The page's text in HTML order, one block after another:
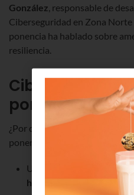
González, responsable de
Ciberseguridad en Zona
ponencia ha hablado sobre
resiliencia.
Ciberdelitos al
por el
¿Por qué es importante hablar
ponen de manifiesto los datos:
Un 60% de los incidentes
humano(hasta el 95% si